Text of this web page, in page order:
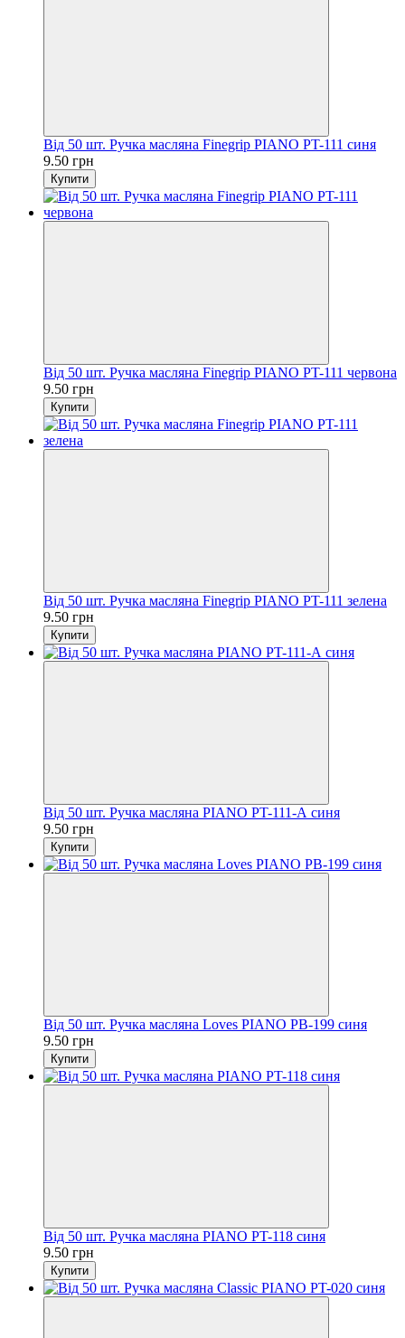
Від 50 шт. Ручка масляна Finegrip PIANO PT-111 синя
9.50 грн
Купити
Від 50 шт. Ручка масляна Finegrip PIANO PT-111 червона
9.50 грн
Купити
Від 50 шт. Ручка масляна Finegrip PIANO PT-111 зелена
9.50 грн
Купити
Від 50 шт. Ручка масляна PIANO PT-111-А синя
9.50 грн
Купити
Від 50 шт. Ручка масляна Loves PIANO PB-199 синя
9.50 грн
Купити
Від 50 шт. Ручка масляна PIANO PT-118 синя
9.50 грн
Купити